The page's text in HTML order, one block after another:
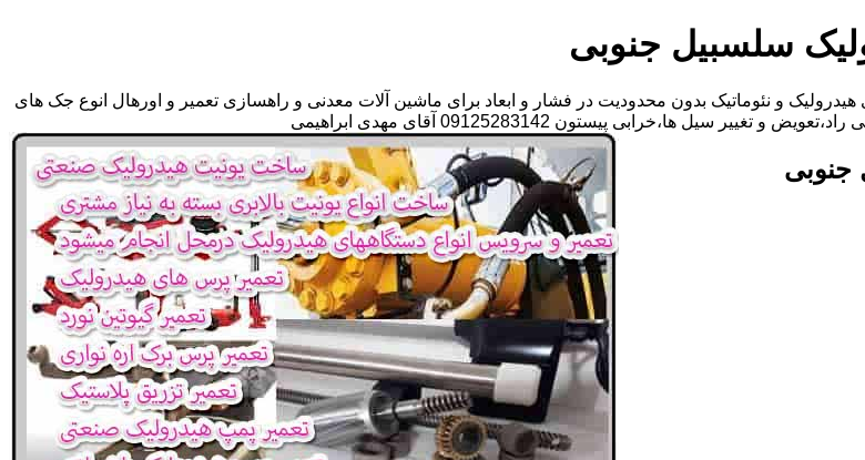
سلسبیل جنوبی
و نئوماتیک بدون محدودیت در فشار و ابعاد برای ماشین آلات معدنی و راهسازی تعمیر و اورهال انوع جک های
ها،خرابی پیستون 09125283142 آقای مهدی ابراهیمی
جنوبی